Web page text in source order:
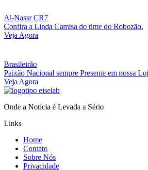
Al-Nassr CR7
Confira a Linda Camisa do time do Robozão.
Veja Agora
Brasileirão
Paixão Nacional sempre Presente em nossa
Veja Agora
Onde a Notícia é Levada a Sério
Links
Home
Contato
Sobre Nós
Privacidade